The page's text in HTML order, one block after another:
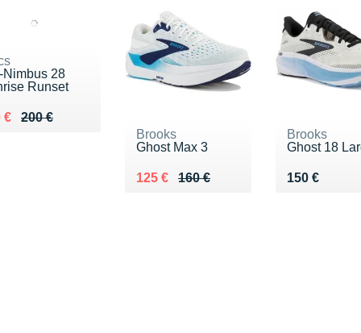
Nimbus 28
Runset
200 €
de 200 €
€
150 €
Brooks
Ghost Max 3
160 €
Au lieu de 160 €
125 €
Vendu 125 €
Brooks
Ghost 18
150 €
Vendu 150 €